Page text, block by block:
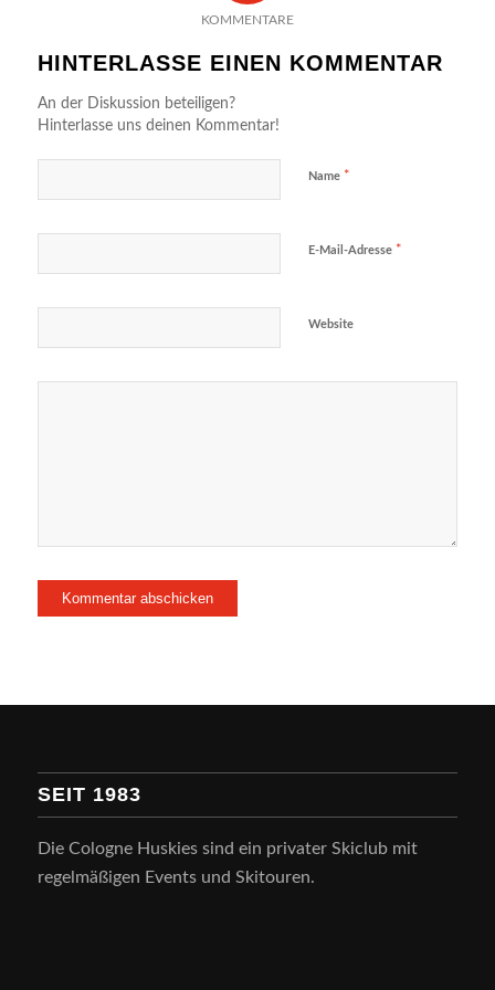
KOMMENTARE
HINTERLASSE EINEN KOMMENTAR
An der Diskussion beteiligen?
Hinterlasse uns deinen Kommentar!
Name *
E-Mail-Adresse *
Website
SEIT 1983
Die Cologne Huskies sind ein privater Skiclub mit
regelmäßigen Events und Skitouren.